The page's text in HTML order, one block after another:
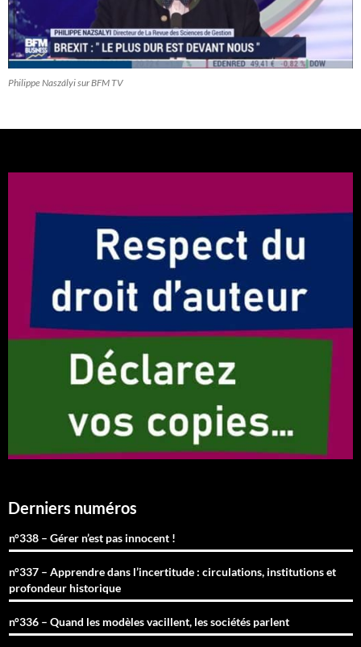
Philippe Naszályi sur BFM TV
Derniers numéros
n°338 – Gérer n’est pas innocent !
n°337 – Apprendre dans l’incertitude : circulations, institutions et
profondeur historique
n°336 – Quand les modèles vacillent, les sociétés parlent